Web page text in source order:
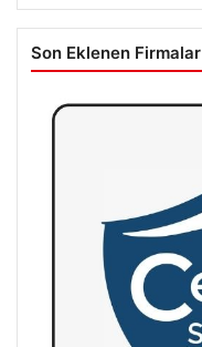
Son Eklenen Firmalar